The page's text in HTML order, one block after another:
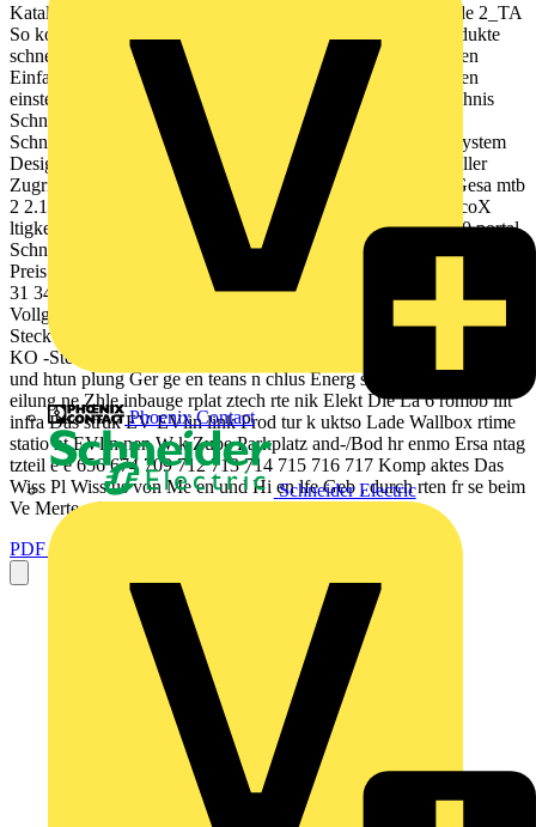
Phoenix Contact
Schneider Electric
Katalog 2020/2021 Lsungen fr intelligente Gebude merten.de 2_TA
So kommen Sie schneller zum Ziel Die Katalogstruktur Produkte
schneller finden Produkte einfacher vergleichen und auswhlen
Einfacher Bestellen Leichter in die Kombinationsmglichkeiten
einsteigen Kapitel-Startseiten mit detailliertem Inhaltsverzeichnis
Schnellbersicht der wichtigsten Schalteinstze ab Seite 18
Schnellbersicht der wichtigsten Einstze bei System M und System
Design ab Seite 23 Leichte Orientierung beim Blttern Schneller
Zugriff vom Gesamtinhaltsverzeichnis auf ein Kapitel Ges Gesa mtb
2 2.1 2.12 neider Unter nehm Elect Nach ensp ric ha rofil EcoX
ltigkeit / Crad pe Unse rt le to Crad r Kund le Geb en ude 4.0 portal
Schn ellb er Verk aufsf sicht rde Smar rung t Farb Home va Einfac
Preis rianten h Wise be r Koste ispiele nvergle ich 1 4 6 7 11 13 18
31 34 36 42 52 Schal lu 4 4.1 4.2 EVlink sstech Schw er nik un
Vollg e Vollgum d -dos um Gumm mi-Stec mi-Steckv en kv Zube i-
Steckvor orrichtun orrichtun h gen SCHU r fr Stec richtunge gen
KO -Stec kvorricht n CEEke un St Herd eckvorric r und -Kup gen -
und htun plung Ger ge en teans n chlus Energ sdos en ievert Reihe
eilung ne Zhle inbauge rplat ztech rte nik Elekt Die La 6 romob ilit
infra Das struk EV EVlin link Prod tur k uktso Lade Wallbox rtime
statio nt EVlin nen W k Zube Parkplatz and-/Bod hr enmo Ersa ntag
tzteil e e 656 674 709 712 713 714 715 716 717 Komp aktes Das
Wiss Pl Wiss us von Me en und Hi en lfe Geb , durch rten fr se beim
Ve Merte ndelt...
PDF öffnen